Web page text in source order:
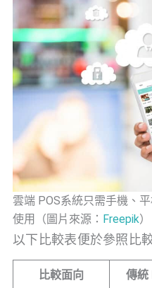
雲端 POS系統只需手機、
使用（圖片來源： Freepik）
以下比較表便於參照比較
比較面向 傳統